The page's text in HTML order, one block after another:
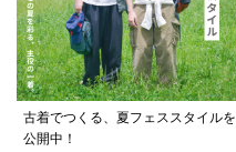
古着でつくる、夏フェススタイルを
公開中！